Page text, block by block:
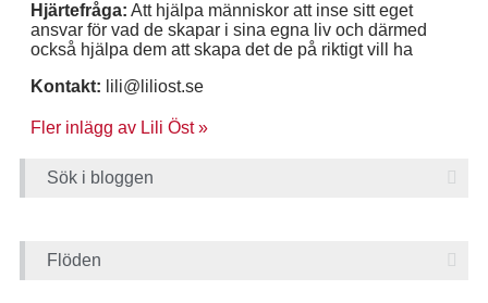
Hjärtefråga: Att hjälpa människor att inse sitt eget
ansvar för vad de skapar i sina egna liv och därmed
också hjälpa dem att skapa det de på riktigt vill ha
Kontakt: lili@liliost.se
Fler inlägg av Lili Öst »
Sök i bloggen
Flöden